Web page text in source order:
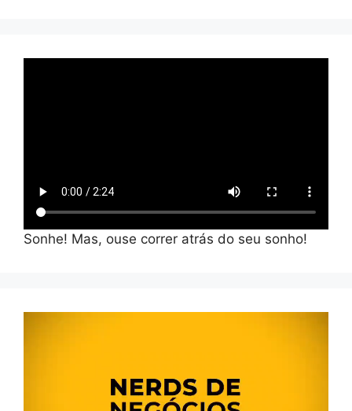
Sonhe! Mas, ouse correr atrás do seu sonho!